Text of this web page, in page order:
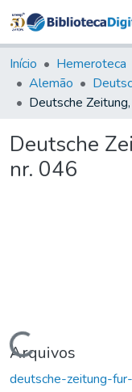
Início Hemeroteca
Alemão
Deutsche
nr. 046
Carregando...
Arquivos
deutsche-zeitung-